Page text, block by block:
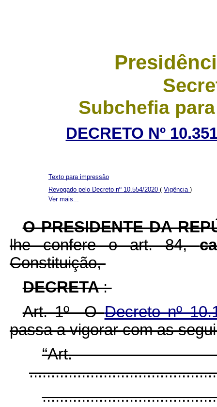
Subchefia
DECRETO Nº
Ver mais...
Texto para impressão
Revogado pelo Decreto nº 10.554/2020 ( Vigência )
OPRESIDENTE DA
lhe confere o art. 84,
Constituição,
DECRETA:
Art. 1º ODecreto nº
passa a vigorar com as